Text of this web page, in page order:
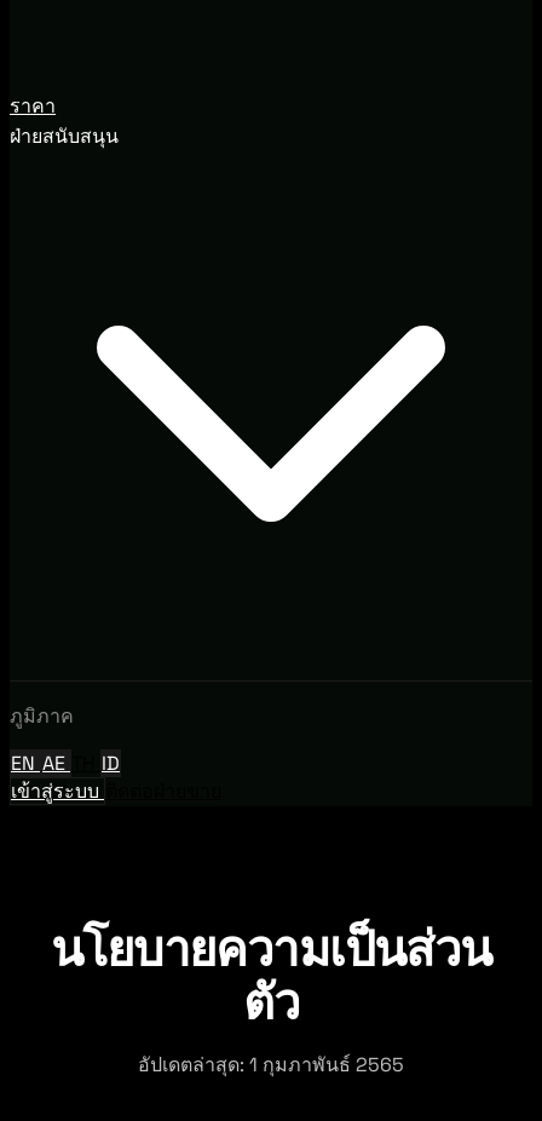
ราคา
ฝ่ายสนับสนุน
ภูมิภาค
EN AE
ID
เข้าสู่ระบบ
นโยบายความเป็นส่วน
ตัว
อัปเดตล่าสุด: 1 กุมภาพันธ์ 2565